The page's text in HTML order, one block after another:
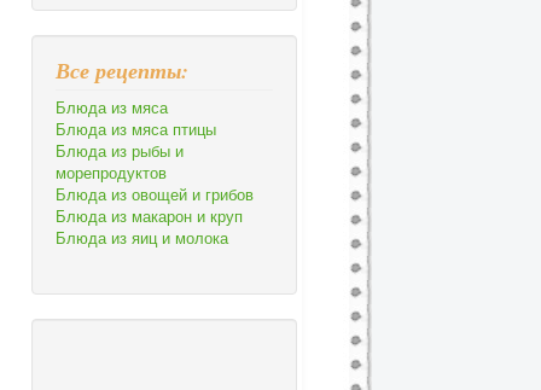
Все рецепты:
Блюда из мяса
Блюда из мяса птицы
Блюда из рыбы и
морепродуктов
Блюда из овощей и грибов
Блюда из макарон и круп
Блюда из яиц и молока